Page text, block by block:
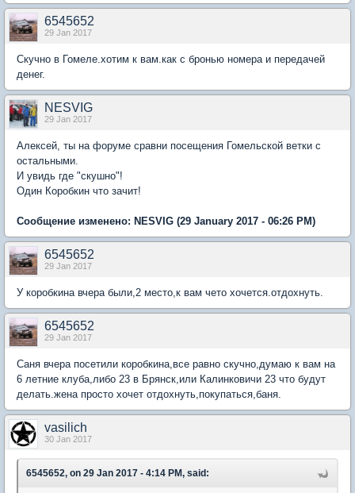
6545652
29 Jan 2017
Скучно в Гомеле.хотим к вам.как с бронью номера и передачей
денег.
NESVIG
29 Jan 2017
Алексей, ты на форуме сравни посещения Гомельской ветки с
остальными.
И увидь где "скушно"!
Один Коробкин что зачит!
Сообщение изменено: NESVIG (29 January 2017 - 06:26 PM)
6545652
29 Jan 2017
У коробкина вчера были,2 место,к вам чето хочется.отдохнуть.
6545652
29 Jan 2017
Саня вчера посетили коробкина,все равно скучно,думаю к вам на
6 летние клуба,либо 23 в Брянск,или Калинковичи 23 что будут
делать.жена просто хочет отдохнуть,покупаться,баня.
vasilich
30 Jan 2017
6545652, on 29 Jan 2017 - 4:14 PM, said: